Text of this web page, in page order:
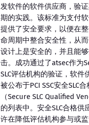
发软件的软件供应商，验
期的实践。该标准为支付
提供了安全要求，以便在
命周期中整合安全性，从
设计上是安全的，并且能
击。成功通过了atsec作为
SLC评估机构的验证，软件
被公布于PCI SSC安全SLC
（Secure SLC Qualified
的列表中。安全SLC合格供
许在降低评估机构参与或